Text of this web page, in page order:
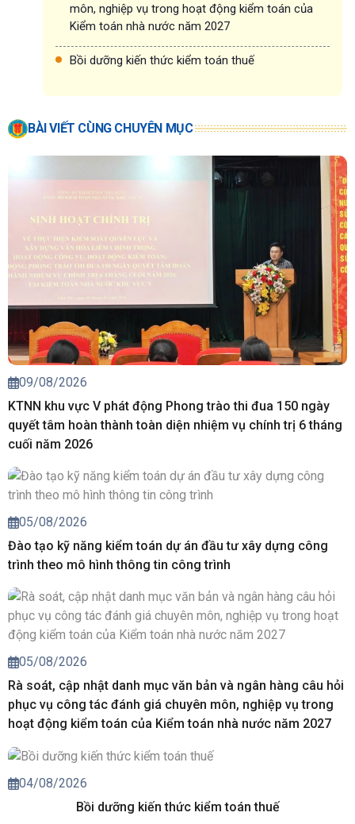
môn, nghiệp vụ trong hoạt động kiểm toán của
Kiểm toán nhà nước năm 2027
Bồi dưỡng kiến thức kiểm toán thuế
BÀI VIẾT CÙNG CHUYÊN MỤC
09/08/2026
KTNN khu vực V phát động Phong trào thi đua 150 ngày
quyết tâm hoàn thành toàn diện nhiệm vụ chính trị 6 tháng
cuối năm 2026
05/08/2026
Đào tạo kỹ năng kiểm toán dự án đầu tư xây dựng công
trình theo mô hình thông tin công trình
05/08/2026
Rà soát, cập nhật danh mục văn bản và ngân hàng câu hỏi
phục vụ công tác đánh giá chuyên môn, nghiệp vụ trong
hoạt động kiểm toán của Kiểm toán nhà nước năm 2027
04/08/2026
Bồi dưỡng kiến thức kiểm toán thuế